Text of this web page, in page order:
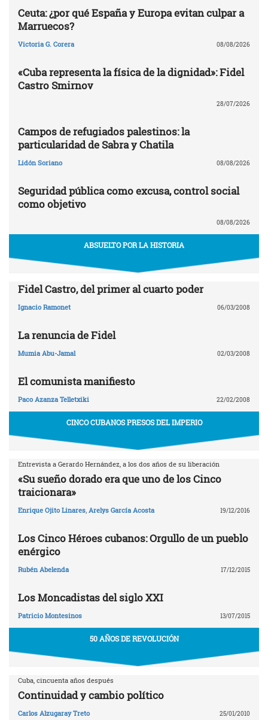
Ceuta: ¿por qué España y Europa evitan culpar a
Marruecos?
Victoria G. Corera 08/08/2026
«Cuba representa la física de la dignidad»: Fidel
Castro Smirnov
28/07/2026
Campos de refugiados palestinos: la
particularidad de Sabra y Chatila
Lidón Soriano 08/08/2026
Seguridad pública como excusa, control social
como objetivo
08/08/2026
ABSUELTO POR LA HISTORIA
Fidel Castro, del primer al cuarto poder
Ignacio Ramonet 06/03/2008
La renuncia de Fidel
Mumia Abu-Jamal 02/03/2008
El comunista manifiesto
Paco Azanza Telletxiki 22/02/2008
CINCO CUBANOS PRESOS DEL IMPERIO
Entrevista a Gerardo Hernández, a los dos años de su liberación
«Su sueño dorado era que uno de los Cinco
traicionara»
Enrique Ojito Linares, Arelys García Acosta 19/12/2016
Los Cinco Héroes cubanos: Orgullo de un pueblo
enérgico
Rubén Abelenda 17/12/2015
Los Moncadistas del siglo XXI
Patricio Montesinos 13/07/2015
50 AÑOS DE REVOLUCIÓN
Cuba, cincuenta años después
Continuidad y cambio político
Carlos Alzugaray Treto 25/01/2010